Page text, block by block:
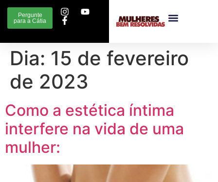
Pergunte
para a Cátia
Dia: 15 de fevereiro
de 2023
Como a estética íntima
interfere na vida de uma
mulher: